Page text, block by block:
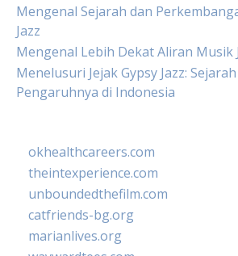
Mengenal Sejarah dan
Jazz
Mengenal Lebih Dekat Aliran Musik
Menelusuri Jejak Gypsy Jazz:
Pengaruhnya di Indonesia
okhealthcareers.com
theintexperience.com
unboundedthefilm.com
catfriends-bg.org
marianlives.org